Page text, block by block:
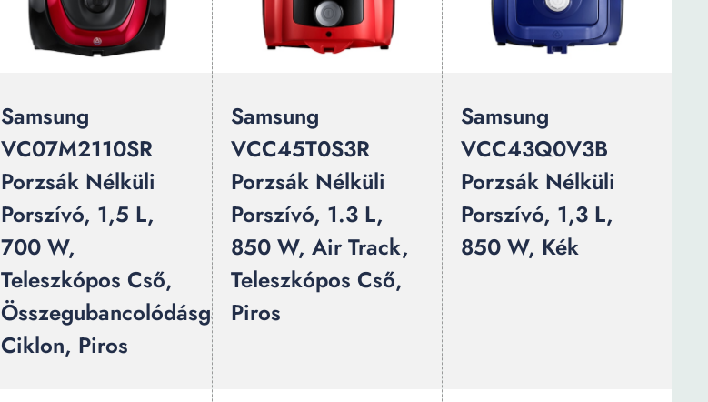
Samsung
VC07M2110SR
Porzsák Nélküli
Porszívó, 1,5 L,
700 W,
Teleszkópos Cső,
Összegubancolódásgátló
Ciklon, Piros
Samsung
VCC45T0S3R
Porzsák Nélküli
Porszívó, 1.3 L,
850 W, Air Track,
Teleszkópos Cső,
Piros
Samsung
VCC43Q0V3B
Porzsák Nélküli
Porszívó, 1,3 L,
850 W, Kék